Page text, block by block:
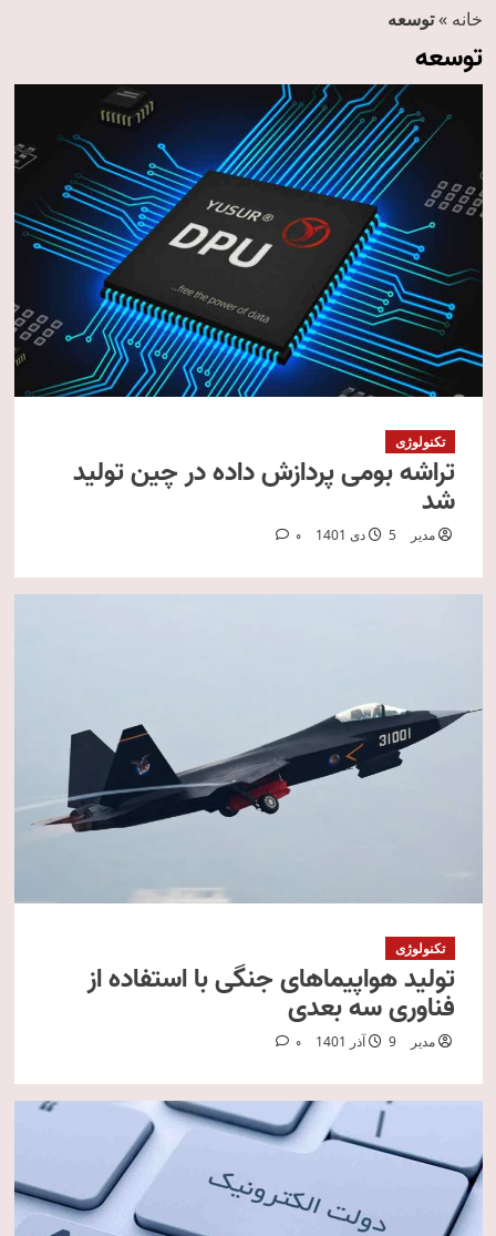
خانه »توسعه
توسعه
تکنولوژی
تراشه بومی پردازش داده در چین تولید
شد
مدیر 5 دی 1401 0
تکنولوژی
تولید هواپیماهای جنگی با استفاده از
فناوری سه بعدی
مدیر 9 آذر 1401 0